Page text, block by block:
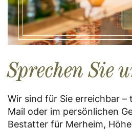
Sprechen Sie
Wir sind für Sie erreichbar –
Mail oder im persönlichen
Bestatter für Merheim,